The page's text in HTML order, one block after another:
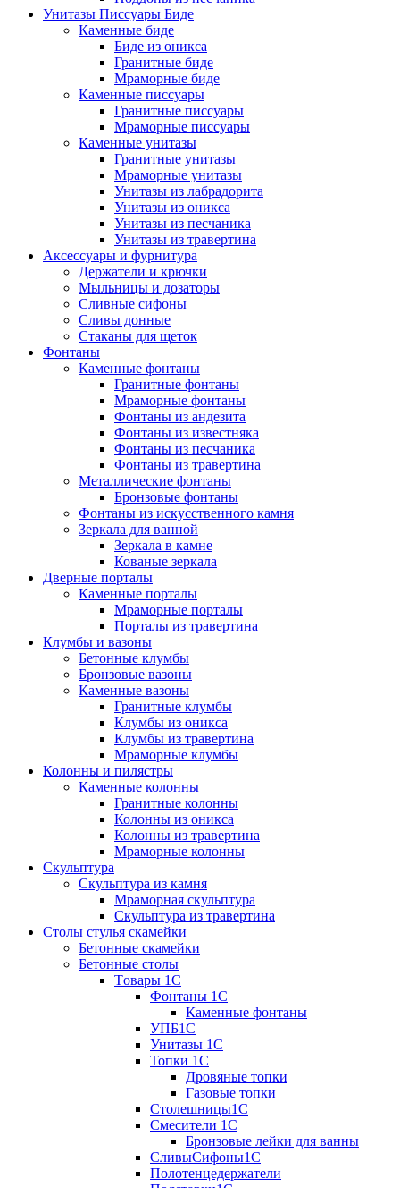
Унитазы Писсуары Биде
Каменные биде
Биде из оникса
Гранитные биде
Мраморные биде
Каменные писсуары
Гранитные писсуары
Мраморные писсуары
Каменные унитазы
Гранитные унитазы
Мраморные унитазы
Унитазы из лабрадорита
Унитазы из оникса
Унитазы из песчаника
Унитазы из травертина
Аксессуары и фурнитура
Держатели и крючки
Мыльницы и дозаторы
Сливные сифоны
Сливы донные
Стаканы для щеток
Фонтаны
Каменные фонтаны
Гранитные фонтаны
Мраморные фонтаны
Фонтаны из андезита
Фонтаны из известняка
Фонтаны из песчаника
Фонтаны из травертина
Металлические фонтаны
Бронзовые фонтаны
Фонтаны из искусственного камня
Зеркала для ванной
Зеркала в камне
Кованые зеркала
Дверные порталы
Каменные порталы
Мраморные порталы
Порталы из травертина
Клумбы и вазоны
Бетонные клумбы
Бронзовые вазоны
Каменные вазоны
Гранитные клумбы
Клумбы из оникса
Клумбы из травертина
Мраморные клумбы
Колонны и пилястры
Каменные колонны
Гранитные колонны
Колонны из оникса
Колонны из травертина
Мраморные колонны
Скульптура
Скульптура из камня
Мраморная скульптура
Скульптура из травертина
Столы стулья скамейки
Бетонные скамейки
Бетонные столы
Tовары 1C
Фонтаны 1C
Каменные фонтаны
УПБ1С
Унитазы 1С
Топки 1С
Дровяные топки
Газовые топки
Столешницы1С
Смесители 1С
Бронзовые лейки для ванны
СливыСифоны1С
Полотенцедержатели